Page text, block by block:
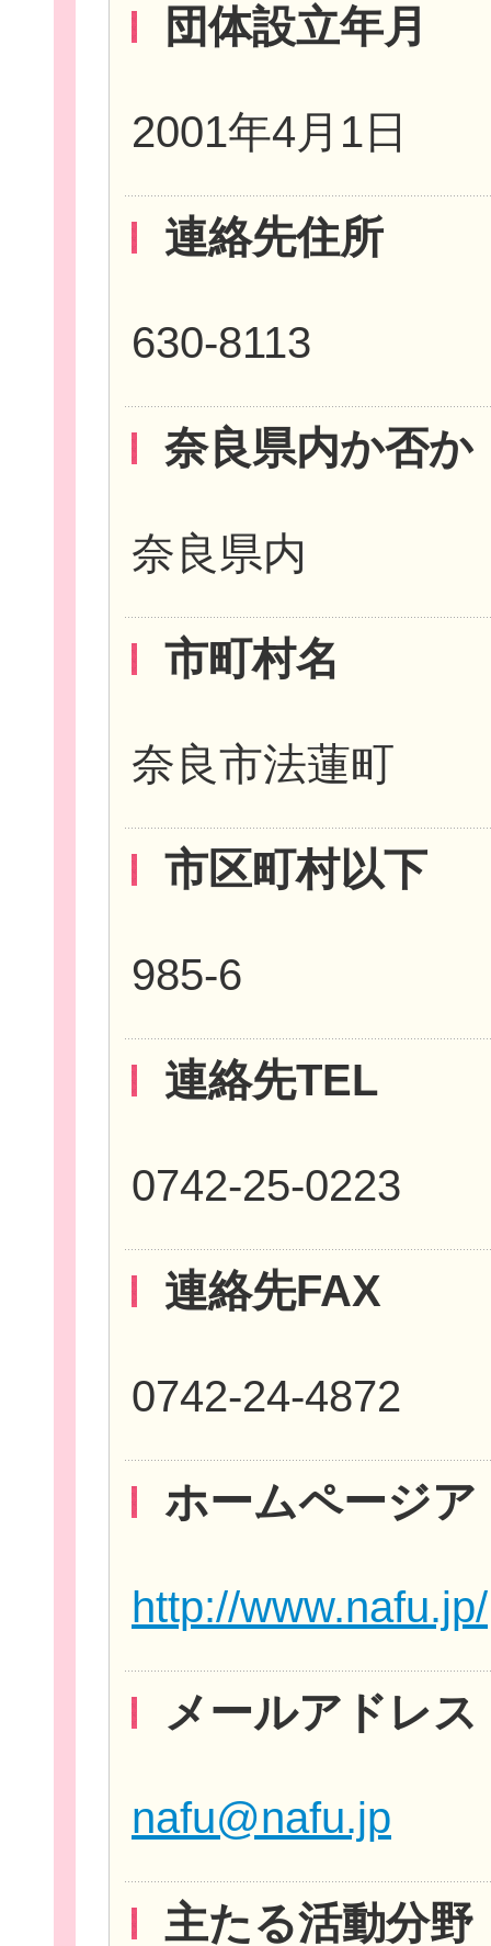
新規登
企業・
団体設立年月
2001年4月1日
連絡先住所
630-8113
奈良県内か否か
奈良県内
市町村名
奈良市法蓮町
市区町村以下
985-6
連絡先TEL
0742-25-0223
連絡先FAX
0742-24-4872
ホームページア
http://www.nafu.jp/
メールアドレス
nafu@nafu.jp
主たる活動分野